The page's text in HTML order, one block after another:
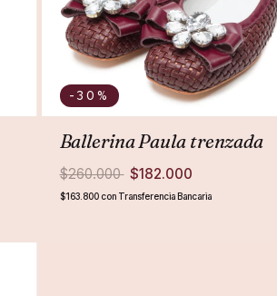
-30%
Ballerina Paula trenzada
$260.000 $182.000
$163.800 con Transferencia Bancaria